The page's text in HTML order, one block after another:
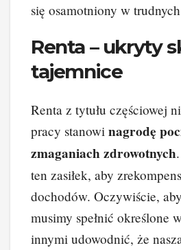
się osamotniony w
Renta – ukryty
tajemnice
Renta z tytułu częściowej
pracy stanowi nagrodę
zmaganiach zdrowotnych
ten zasiłek, aby
dochodów. Oczywiście,
musimy spełnić określone
innymi udowodnić, że